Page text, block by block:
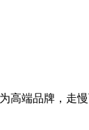
端品牌，走